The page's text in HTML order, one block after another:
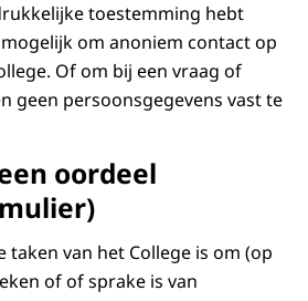
toestemming hebt
om anoniem contact op
Of om bij een vraag of
geen persoonsgegevens vast te
oordeel
taken van het College is om (op
of of sprake is van